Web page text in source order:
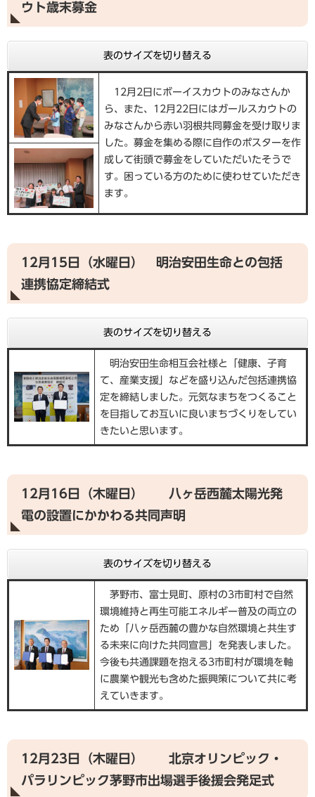
ウト歳末募金
表のサイズを切り替える
12月2日にボーイスカウトのみなさんか
ら、また、12月22日にはガールスカウトの
みなさんから赤い羽根共同募金を受け取りま
した。募金を集める際に自作のポスターを作
成して街頭で募金をしていただいたそうで
す。困っている方のために使わせていただき
ます。
12月15日（水曜日） 明治安田生命との包括
連携協定締結式
表のサイズを切り替える
明治安田生命相互会社様と「健康、子育
て、産業支援」などを盛り込んだ包括連携協
定を締結しました。元気なまちをつくること
を目指してお互いに良いまちづくりをしてい
きたいと思います。
12月16日（木曜日） 八ヶ岳西麓太陽光発
電の設置にかかわる共同声明
表のサイズを切り替える
茅野市、富士見町、原村の3市町村で自然
環境維持と再生可能エネルギー普及の両立の
ため「八ヶ岳西麓の豊かな自然環境と共生す
る未来に向けた共同宣言」を発表しました。
今後も共通課題を抱える3市町村が環境を軸
に農業や観光も含めた振興策について共に考
えていきます。
12月23日（木曜日） 北京オリンピック・
パラリンピック茅野市出場選手後援会発足式